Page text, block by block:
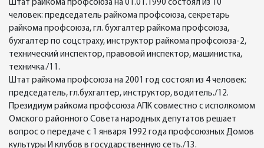
Штат райкома профсоюза на 01.01.1990 состоял из 10
человек: председатель райкома профсоюза, секретарь
райкома профсоюза, гл. бухгалтер райкома профсоюза,
бухгалтер по соцстраху, инструктор райкома профсоюза-2,
технический инспектор, правовой инспектор, машинистка,
техничка./11.
Штат райкома профсоюза на 2001 год состоял из 4 человек:
председатель, гл.бухгалтер, инструктор, водитель./12.
Президиум райкома профсоюза АПК совместно с исполкомом
Омского районного Совета народных депутатов решает
вопрос о передаче с 1 января 1992 года профсоюзных Домов
культуры И клубов в государственную сеть./13.